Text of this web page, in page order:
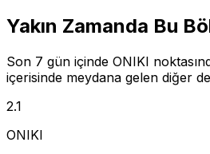
Yakın Zamanda Bu
Son 7 gün içinde ONIKI
içerisinde meydana gelen diğer
2.1
ONIKI